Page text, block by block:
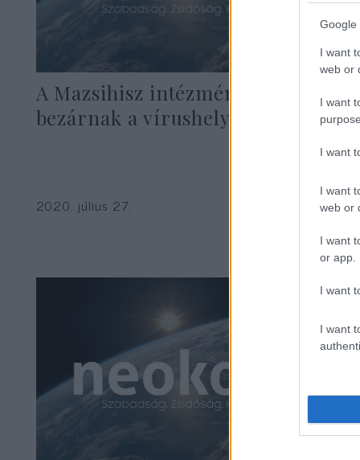
Google
I want
web or
I want
I want
I want
web or
I want
or app.
I want
I want
A Mazsihisz intézményei is sorra
bezárnak a vírushelyzet miatt
2020. július 27.